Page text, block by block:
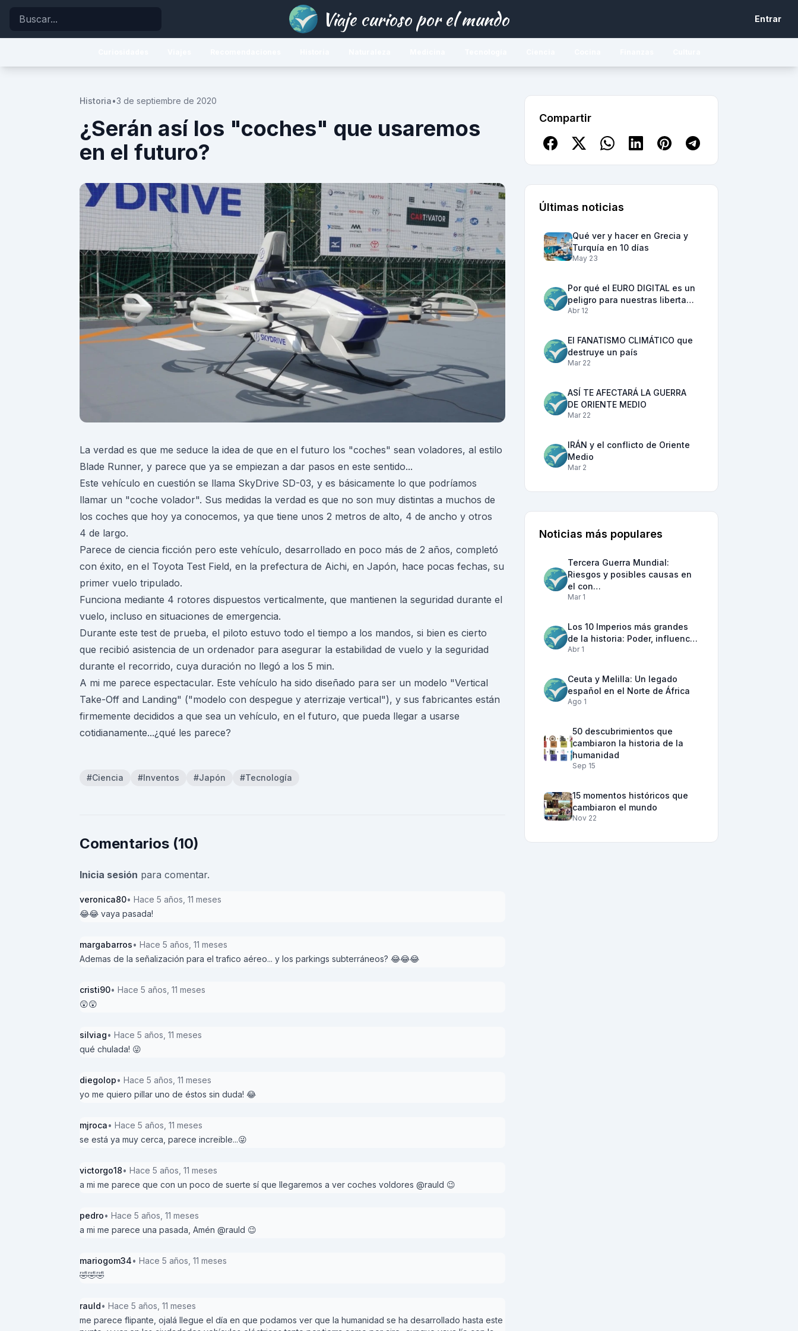
Buscar Viaje curioso por el mundo Entrar
Historia•3 de septiembre de 2020
¿Serán así los "coches" que usaremos
en el futuro?
La verdad es que me seduce la idea de que en el futuro los "coches" sean voladores, al estilo
Blade Runner, y parece que ya se empiezan a dar pasos en este sentido...
Este vehículo en cuestión se llama SkyDrive SD-03, y es básicamente lo que podríamos
llamar un "coche volador". Sus medidas la verdad es que no son muy distintas a muchos de
los coches que hoy ya conocemos, ya que tiene unos 2 metros de alto, 4 de ancho y otros
4 de largo.
Parece de ciencia ficción pero este vehículo, desarrollado en poco más de 2 años, completó
con éxito, en el Toyota Test Field, en la prefectura de Aichi, en Japón, hace pocas fechas, su
primer vuelo tripulado.
Funciona mediante 4 rotores dispuestos verticalmente, que mantienen la seguridad durante el
vuelo, incluso en situaciones de emergencia.
Durante este test de prueba, el piloto estuvo todo el tiempo a los mandos, si bien es cierto
que recibió asistencia de un ordenador para asegurar la estabilidad de vuelo y la seguridad
durante el recorrido, cuya duración no llegó a los 5 min.
A mi me parece espectacular. Este vehículo ha sido diseñado para ser un modelo "Vertical
Take-Off and Landing" ("modelo con despegue y aterrizaje vertical"), y sus fabricantes están
firmemente decididos a que sea un vehículo, en el futuro, que pueda llegar a usarse
cotidianamente...¿qué les parece?
#Ciencia #Inventos #Japón #Tecnología
Comentarios (10)
Inicia sesión para comentar.
veronica80• Hace 5 años, 11 meses
😂😂 vaya pasada!
margabarros• Hace 5 años, 11 meses
Ademas de la señalización para el trafico aéreo... y los parkings subterráneos? 😂😂😂
cristi90• Hace 5 años, 11 meses
😲😲
silviag• Hace 5 años, 11 meses
qué chulada! 😜
diegolop• Hace 5 años, 11 meses
yo me quiero pillar uno de éstos sin duda! 😂
mjroca• Hace 5 años, 11 meses
se está ya muy cerca, parece increible...😜
victorgo18• Hace 5 años, 11 meses
a mi me parece que con un poco de suerte sí que llegaremos a ver coches voldores @rauld 😉
pedro• Hace 5 años, 11 meses
a mi me parece una pasada, Amén @rauld 😉
mariogom34• Hace 5 años, 11 meses
🤣🤣🤣
rauld• Hace 5 años, 11 meses
me parece flipante, ojalá llegue el día en que podamos ver que la humanidad se ha desarrollado hasta este
Compartir
Últimas noticias
Qué ver y hacer en Grecia y
Turquía en 10 días
May 23
Por qué el EURO DIGITAL es un
peligro para nuestras liberta…
Abr 12
El FANATISMO CLIMÁTICO que
destruye un país
Mar 22
ASÍ TE AFECTARÁ LA GUERRA
DE ORIENTE MEDIO
Mar 22
IRÁN y el conflicto de Oriente
Medio
Mar 2
Noticias más populares
Tercera Guerra Mundial:
Riesgos y posibles causas en
el con…
Mar 1
Los 10 Imperios más grandes
de la historia: Poder, influenc…
Abr 1
Ceuta y Melilla: Un legado
español en el Norte de África
Ago 1
50 descubrimientos que
cambiaron la historia de la
humanidad
Sep 15
15 momentos históricos que
cambiaron el mundo
Nov 22